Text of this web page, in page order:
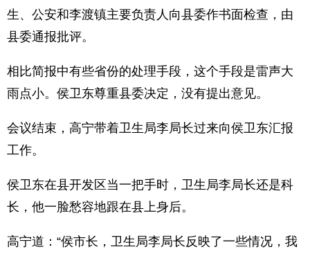
生、公安和李渡镇主要负责人向县委作书面检查，由
县委通报批评。
相比简报中有些省份的处理手段，这个手段是雷声大
雨点小。侯卫东尊重县委决定，没有提出意见。
会议结束，高宁带着卫生局李局长过来向侯卫东汇报
工作。
侯卫东在县开发区当一把手时，卫生局李局长还是科
长，他一脸愁容地跟在县上身后。
高宁道：“侯市长，卫生局李局长反映了一些情况，我